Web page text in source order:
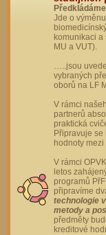
Jde o
komunikaci a
MU a VUT).
…..jsou
vybraných
oborů na LF
V rámci
partnerů
praktická
Připravuje se
hodnoty mezi
V rámci
letos
programů
připravíme
technologie
metody a
předměty
kreditové